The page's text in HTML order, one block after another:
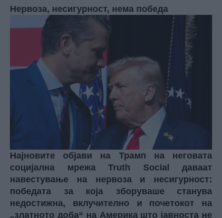
Нервоза, несигурност, нема победа
Најновите објави на Трамп на неговата
социјална мрежа Truth Social даваат
навестување на нервоза и несигурност:
победата за која зборуваше станува
недостижна, вклучително и почетокот на
„златното доба“ на Америка што јавноста не